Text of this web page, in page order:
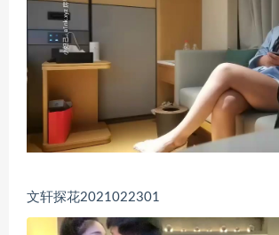
文轩探花2021022301